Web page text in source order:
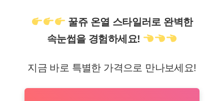
꿀쥬 온열 스타일러로 완벽한
속눈썹을 경험하세요!
지금 바로 특별한 가격으로 만나보세요!